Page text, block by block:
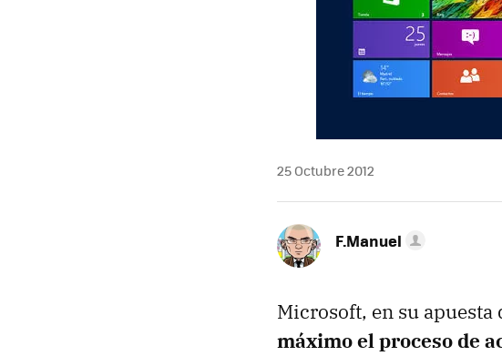
25 Octubre 2012
F.Manuel
Microsoft, en su
máximo el proceso de